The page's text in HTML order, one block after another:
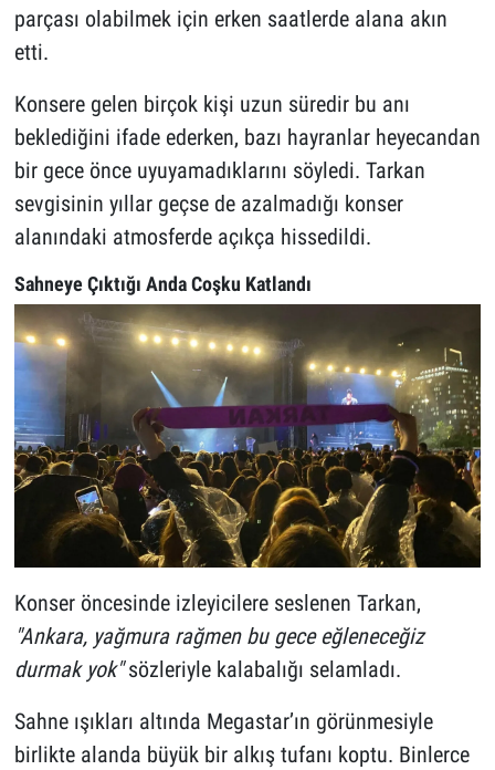
parçası olabilmek için erken saatlerde alana akın
etti.
Konsere gelen birçok kişi uzun süredir bu anı
beklediğini ifade ederken, bazı hayranlar heyecandan
bir gece önce uyuyamadıklarını söyledi. Tarkan
sevgisinin yıllar geçse de azalmadığı konser
alanındaki atmosferde açıkça hissedildi.
Sahneye Çıktığı Anda Coşku Katlandı
Konser öncesinde izleyicilere seslenen Tarkan,
"Ankara, yağmura rağmen bu gece eğleneceğiz
durmak yok"sözleriyle kalabalığı selamladı.
Sahne ışıkları altında Megastar’ın görünmesiyle
birlikte alanda büyük bir alkış tufanı koptu. Binlerce